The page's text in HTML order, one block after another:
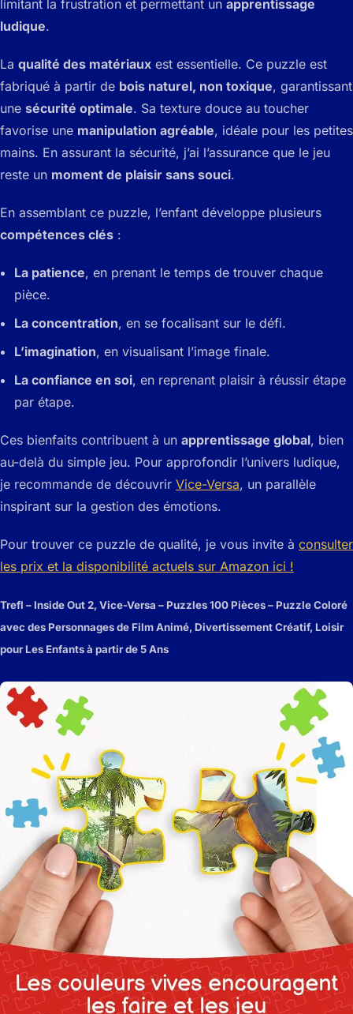
limitant la frustration et permettant un apprentissage
ludique.
La qualité des matériaux est essentielle. Ce puzzle est
fabriqué à partir de bois naturel, non toxique, garantissant
une sécurité optimale. Sa texture douce au toucher
favorise une manipulation agréable, idéale pour les petites
mains. En assurant la sécurité, j’ai l’assurance que le jeu
reste un moment de plaisir sans souci.
En assemblant ce puzzle, l’enfant développe plusieurs
compétences clés :
La patience, en prenant le temps de trouver chaque
pièce.
La concentration, en se focalisant sur le défi.
L’imagination, en visualisant l’image finale.
La confiance en soi, en reprenant plaisir à réussir étape
par étape.
Ces bienfaits contribuent à un apprentissage global, bien
au-delà du simple jeu. Pour approfondir l’univers ludique,
je recommande de découvrir Vice-Versa, un parallèle
inspirant sur la gestion des émotions.
Pour trouver ce puzzle de qualité, je vous invite à consulter
les prix et la disponibilité actuels sur Amazon ici !
Trefl – Inside Out 2, Vice-Versa – Puzzles 100 Pièces – Puzzle Coloré
avec des Personnages de Film Animé, Divertissement Créatif, Loisir
pour Les Enfants à partir de 5 Ans